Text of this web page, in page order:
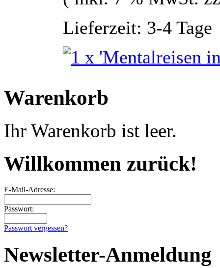
Lieferzeit: 3-4 Tage
Warenkorb
Ihr Warenkorb ist leer.
Willkommen zurück!
E-Mail-Adresse:
Passwort:
Passwort vergessen?
Newsletter-Anmeldung